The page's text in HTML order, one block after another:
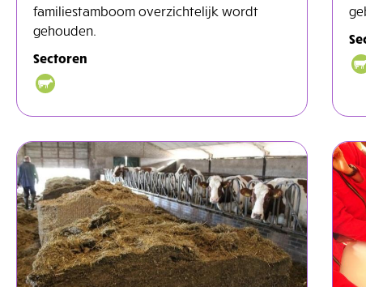
familiestamboom overzichtelijk wordt
gehouden.
Sectoren